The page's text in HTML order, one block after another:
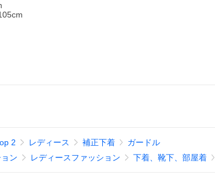
2 レディース 補正下着
ガードル
ン
レディースファッション 下着、靴下、部屋着